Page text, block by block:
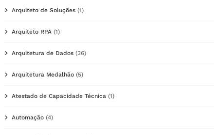
Arquiteto de Soluções (1)
Arquiteto RPA (1)
Arquitetura de Dados (36)
Arquitetura Medalhão (5)
Atestado de Capacidade Técnica (1)
Automação (4)